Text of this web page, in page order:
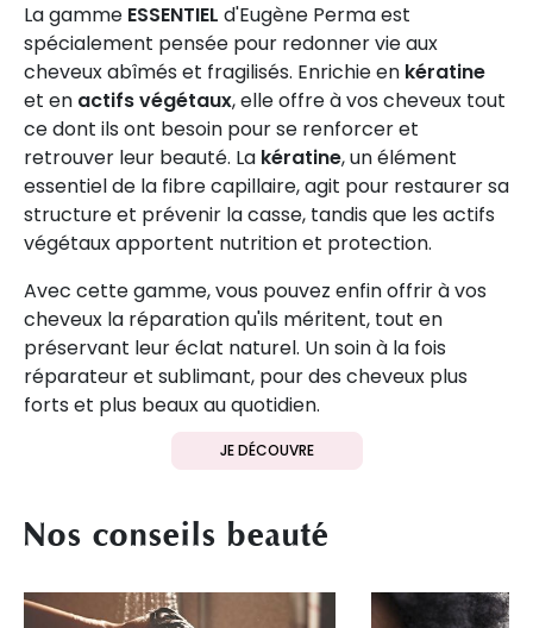
La gamme ESSENTIEL d'Eugène Perma est
spécialement pensée pour redonner vie aux
cheveux abîmés et fragilisés. Enrichie en kératine
et en actifs végétaux, elle offre à vos cheveux tout
ce dont ils ont besoin pour se renforcer et
retrouver leur beauté. La kératine, un élément
essentiel de la fibre capillaire, agit pour restaurer sa
structure et prévenir la casse, tandis que les actifs
végétaux apportent nutrition et protection.
Avec cette gamme, vous pouvez enfin offrir à vos
cheveux la réparation qu'ils méritent, tout en
préservant leur éclat naturel. Un soin à la fois
réparateur et sublimant, pour des cheveux plus
forts et plus beaux au quotidien.
JE DÉCOUVRE
Nos conseils beauté